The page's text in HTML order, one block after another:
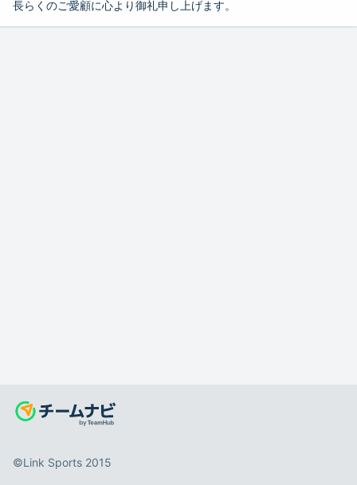
長らくのご愛顧に心より御礼申し上げます。
©️Link Sports 2015